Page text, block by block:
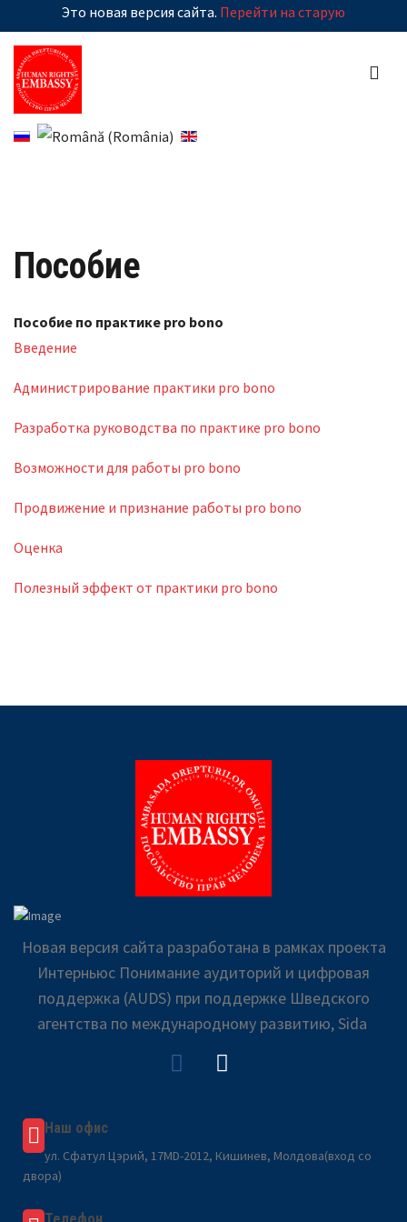
Это новая версия сайта. Перейти на старую
Пособие
Пособие по практике pro bono
Введение
Администрирование практики pro bono
Разработка руководства по практике pro bono
Возможности для работы pro bono
Продвижение и признание работы pro bono
Оценка
Полезный эффект от практики pro bono
Новая версия сайта разработана в рамках проекта
Интерньюс Понимание аудиторий и цифровая
поддержка (AUDS) при поддержке Шведского
агентства по международному развитию, Sida
Наш офис
ул. Сфатул Цэрий, 17MD-2012, Кишинев, Молдова(вход со
двора)